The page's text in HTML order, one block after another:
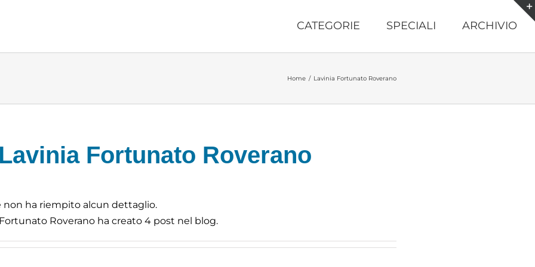
CATEGORIE SPECIALI ARCHIVIO
Home / Lavinia Fortunato Roverano
Lavinia Fortunato Roverano
non ha riempito alcun dettaglio.
Roverano ha creato 4 post nel blog.